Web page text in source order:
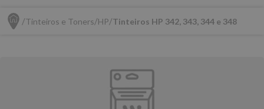
Tinteiros e Toners HP Tinteiros HP 342, 343, 344 e 348